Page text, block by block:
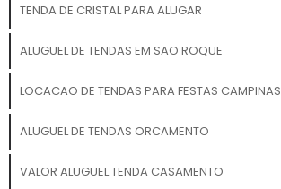
TENDA DE CRISTAL PARA ALUGAR
ALUGUEL DE TENDAS EM SAO ROQUE
LOCACAO DE TENDAS PARA FESTAS CAMPINAS
ALUGUEL DE TENDAS ORCAMENTO
VALOR ALUGUEL TENDA CASAMENTO